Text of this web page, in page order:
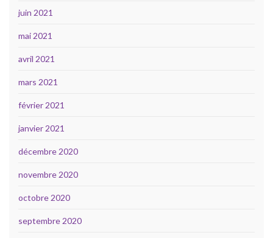
juin 2021
mai 2021
avril 2021
mars 2021
février 2021
janvier 2021
décembre 2020
novembre 2020
octobre 2020
septembre 2020